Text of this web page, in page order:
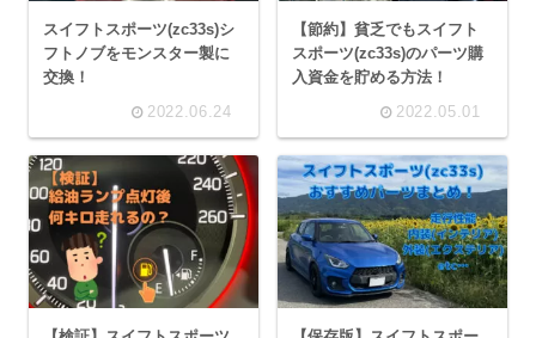
スイフトスポーツ(zc33s)シ
フトノブをモンスター製に
交換！
2022.06.24
【節約】貧乏でもスイフト
スポーツ(zc33s)のパーツ購
入資金を貯める方法！
2022.05.01